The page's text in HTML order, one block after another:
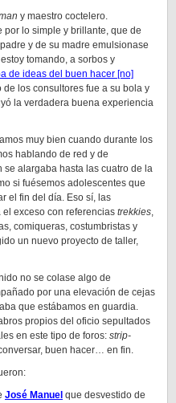
y maestro coctelero.
lo simple y brillante, que de
y de su madre emulsionase
tomando, a sorbos y
de ideas del buen hacer [no]
los consultores fue a su bola y
la verdadera buena experiencia
muy bien cuando durante los
hablando de red y de
alargaba hasta las cuatro de la
si fuésemos adolescentes que
el fin del día. Eso sí, las
exceso con referencias trekkies,
comiqueras, costumbristas y
un nuevo proyecto de taller,
no se colase algo de
por una elevación de cejas
que estábamos en guardia.
propios del oficio sepultados
en este tipo de foros: strip-
buen hacer… en fin.
José Manuel que desvestido de